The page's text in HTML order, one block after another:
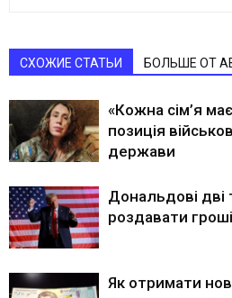
СХОЖИЕ СТАТЬИ БОЛЬШЕ ОТ
«Кожна сім’я
позиція
держави
Дональдові дві
роздавати
Як отримати